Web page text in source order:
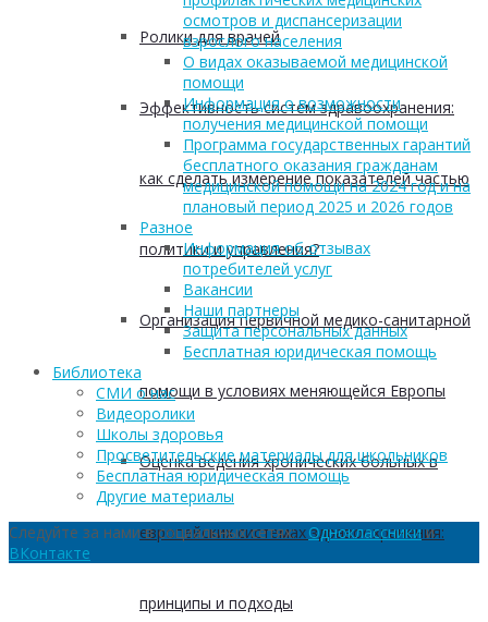
Ролики для врачей
Эффективность систем здравоохранения:
как сделать измерение показателей частью
политики и управления?
Организация первичной медико-санитарной
помощи в условиях меняющейся Европы
Оценка ведения хронических больных в
европейских системах здравоохранения:
принципы и подходы
осмотров и диспансеризации
взрослого населения
О видах оказываемой медицинской
помощи
Информация о возможности
получения медицинской помощи
Программа государственных гарантий
бесплатного оказания гражданам
медицинской помощи на 2024 год и на
плановый период 2025 и 2026 годов
Разное
Информация об отзывах
потребителей услуг
Вакансии
Наши партнеры
Защита персональных данных
Бесплатная юридическая помощь
Библиотека
СМИ о нас
Видеоролики
Школы здоровья
Просветительские материалы для школьников
Бесплатная юридическая помощь
Другие материалы
Следуйте за нами в социальных сетях:Одноклассникии
ВКонтакте